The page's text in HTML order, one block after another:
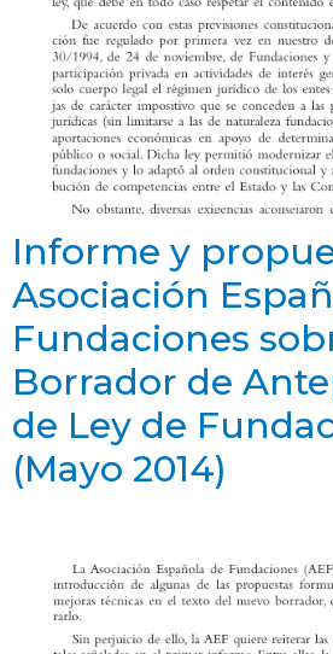
Informe y
Asociación
Fundaciones
Borrador de
de Ley de
(Mayo 2014)